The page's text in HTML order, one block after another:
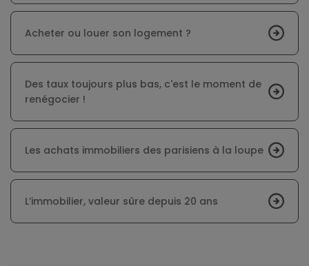
Acheter ou louer son logement ?
Des taux toujours plus bas, c'est le moment de
renégocier !
Les achats immobiliers des parisiens à la loupe
L’immobilier, valeur sûre depuis 20 ans